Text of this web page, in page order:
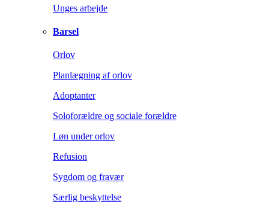
Unges arbejde
Barsel
Orlov
Planlægning af orlov
Adoptanter
Soloforældre og sociale forældre
Løn under orlov
Refusion
Sygdom og fravær
Særlig beskyttelse